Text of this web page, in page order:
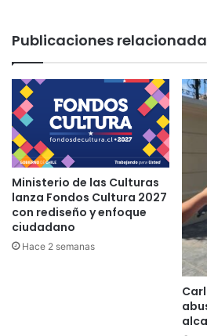
Publicaciones
Ministerio de las Culturas
lanza Fondos Cultura 2027
con rediseño y enfoque
ciudadano
Hace 2 semanas